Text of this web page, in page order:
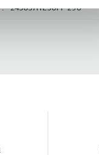
243037HE30PF-290